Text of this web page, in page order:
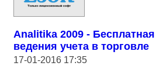
Analitika 2009 -
ведения учета в торговле
17-01-2016 17:35